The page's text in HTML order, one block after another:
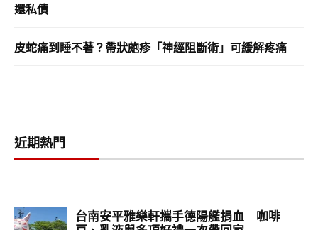
還私債
皮蛇痛到睡不著？帶狀皰疹「神經阻斷術」可緩解疼痛
近期熱門